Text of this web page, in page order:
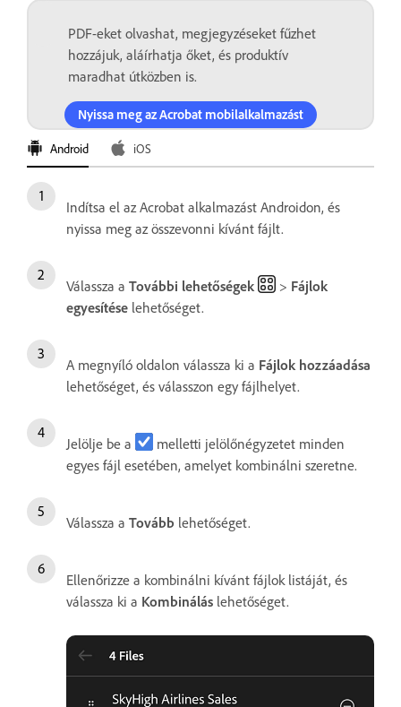
PDF-eket olvashat, megjegyzéseket fűzhet
hozzájuk, aláírhatja őket, és produktív
maradhat útközben is.
Nyissa meg az Acrobat mobilalkalmazást
Android iOS
Indítsa el az Acrobat alkalmazást Androidon, és
nyissa meg az összevonni kívánt fájlt.
Válassza a További lehetőségek > Fájlok
egyesítése lehetőséget.
A megnyíló oldalon válassza ki a Fájlok hozzáadása
lehetőséget, és válasszon egy fájlhelyet.
Jelölje be a
melletti jelölőnégyzetet minden
egyes fájl esetében, amelyet kombinálni szeretne.
Válassza a Tovább lehetőséget.
Ellenőrizze a kombinálni kívánt fájlok listáját, és
válassza ki a Kombinálás lehetőséget.